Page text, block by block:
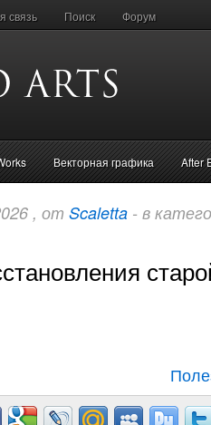
связь Поиск Форум
Векторная графика After
, от Scaletta - в